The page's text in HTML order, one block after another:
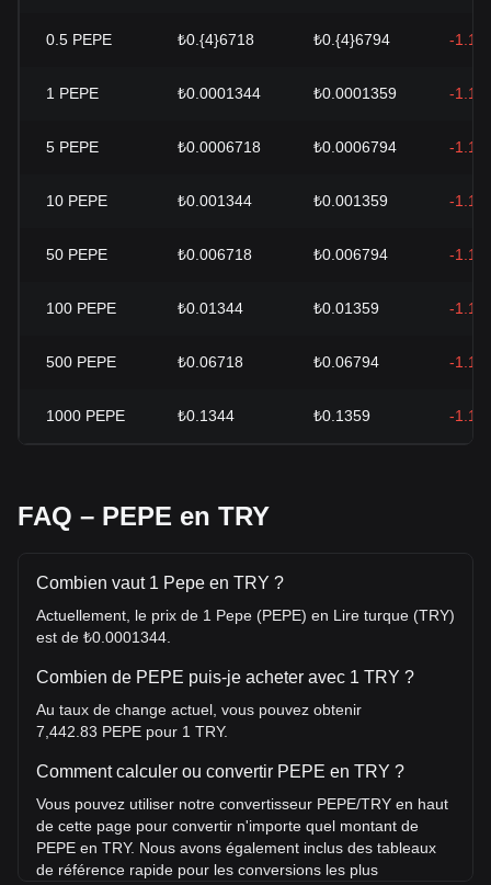
0.5 PEPE ₺0.{4}6718 ₺0.{4}6794 -
1 PEPE ₺0.0001344 ₺0.0001359 -
5 PEPE ₺0.0006718 ₺0.0006794 -
10 PEPE ₺0.001344 ₺0.001359 -
50 PEPE ₺0.006718 ₺0.006794 -
100 PEPE ₺0.01344 ₺0.01359 -
500 PEPE ₺0.06718 ₺0.06794 -
1000 PEPE ₺0.1344 ₺0.1359 -
FAQ – PEPE en TRY
Combien vaut 1 Pepe en TRY ?
Actuellement, le prix de 1 Pepe (PEPE) en Lire turque (TRY)
est de ₺0.0001344.
Combien de PEPE puis-je acheter avec 1 TRY ?
Au taux de change actuel, vous pouvez obtenir
7,442.83 PEPE pour 1 TRY.
Comment calculer ou convertir PEPE en TRY ?
Vous pouvez utiliser notre convertisseur PEPE/TRY en haut
de cette page pour convertir n'importe quel montant de
PEPE en TRY. Nous avons également inclus des tableaux
de référence rapide pour les conversions les plus